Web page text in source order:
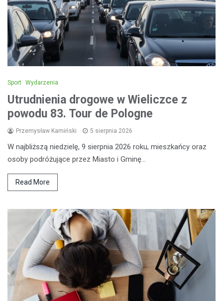
Sport Wydarzenia
Utrudnienia drogowe w Wieliczce z
powodu 83. Tour de Pologne
Przemysław Kamiński 5 sierpnia 2026
W najbliższą niedzielę, 9 sierpnia 2026 roku, mieszkańcy oraz
osoby podróżujące przez Miasto i Gminę…
Read More